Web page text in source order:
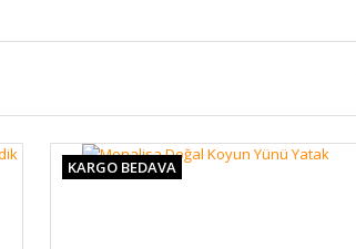
KARGO BEDAVA